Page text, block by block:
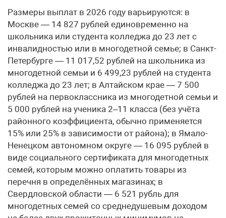
Размеры выплат в 2026 году варьируются: в
Москве — 14 827 рублей единовременно на
школьника или студента колледжа до 23 лет с
инвалидностью или в многодетной семье; в Санкт-
Петербурге — 11 017,52 рублей на школьника из
многодетной семьи и 6 499,23 рублей на студента
колледжа до 23 лет; в Алтайском крае — 7 500
рублей на первоклассника из многодетной семьи и
5 000 рублей на ученика 2–11 класса (без учёта
районного коэффициента, обычно применяется
15% или 25% в зависимости от района); в Ямало-
Ненецком автономном округе — 16 095 рублей в
виде социального сертификата для многодетных
семей, которым можно оплатить товары из
перечня в определённых магазинах; в
Свердловской области — 6 521 рубль для
многодетных семей со среднедушевым доходом